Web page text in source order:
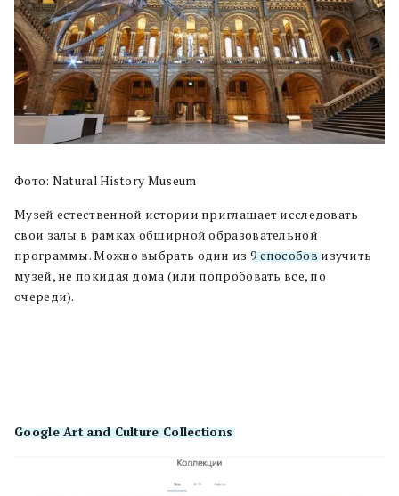
Фото: Natural History Museum
Музей естественной истории приглашает исследовать
свои залы в рамках обширной образовательной
программы. Можно выбрать один из 9 способовизучить
музей, не покидая дома (или попробовать все, по
очереди).
Google Art and Culture Collections